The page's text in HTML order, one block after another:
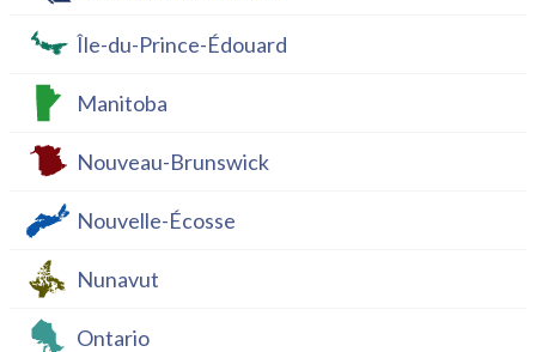
Île-du-Prince-Édouard
Manitoba
Nouveau-Brunswick
Nouvelle-Écosse
Nunavut
Ontario